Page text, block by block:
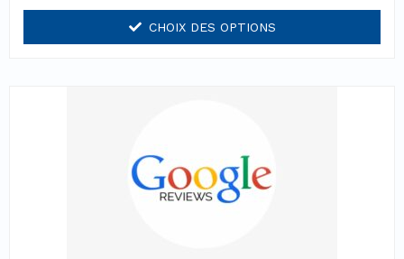
CHOIX DES OPTIONS